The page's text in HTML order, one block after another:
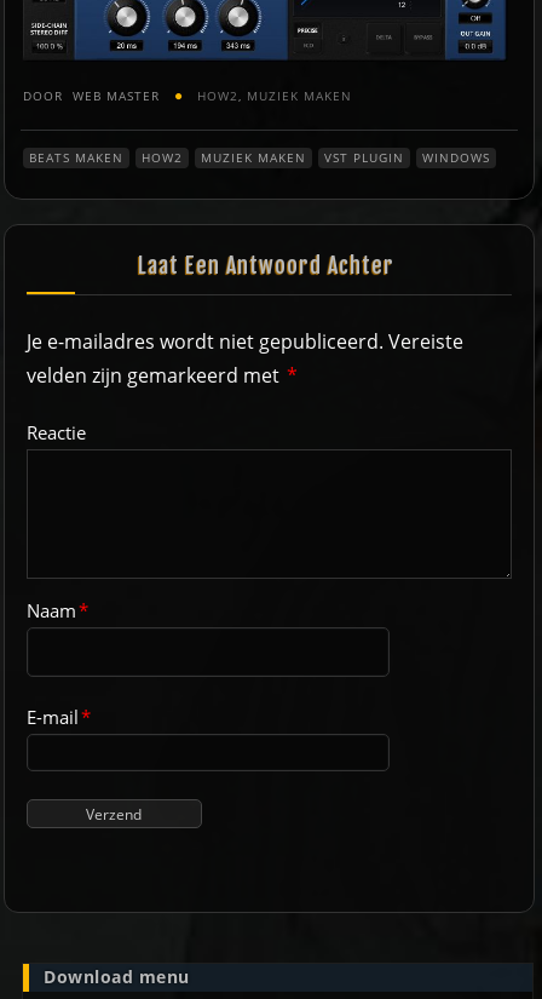
DOOR WEB MASTER HOW2, MUZIEK MAKEN
BEATS MAKEN HOW2 MUZIEK MAKEN VST PLUGIN WINDOWS
Laat Een Antwoord Achter
Je e-mailadres wordt niet gepubliceerd. Vereiste
velden zijn gemarkeerd met *
Reactie
Naam*
E-mail*
Download menu